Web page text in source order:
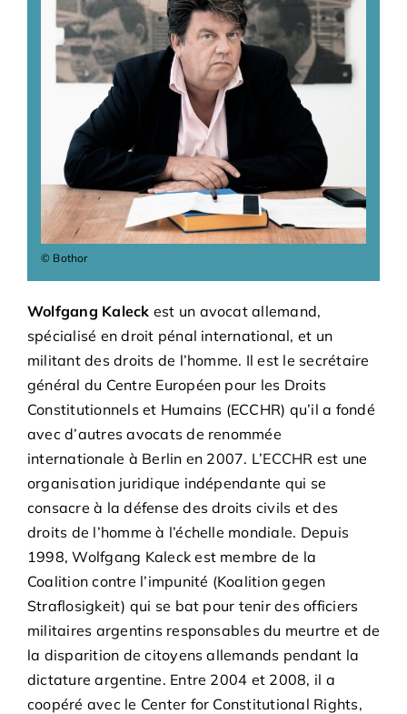
Adhésions
Archives
Contact
© Bothor
Wolfgang Kaleck est un avocat allemand,
spécialisé en droit pénal international, et un
militant des droits de l’homme. Il est le secrétaire
général du Centre Européen pour les Droits
Constitutionnels et Humains (ECCHR) qu’il a fondé
avec d’autres avocats de renommée
internationale à Berlin en 2007. L’ECCHR est une
organisation juridique indépendante qui se
consacre à la défense des droits civils et des
droits de l’homme à l’échelle mondiale. Depuis
1998, Wolfgang Kaleck est membre de la
Coalition contre l’impunité (Koalition gegen
Straflosigkeit) qui se bat pour tenir des officiers
militaires argentins responsables du meurtre et de
la disparition de citoyens allemands pendant la
dictature argentine. Entre 2004 et 2008, il a
coopéré avec le Center for Constitutional Rights,